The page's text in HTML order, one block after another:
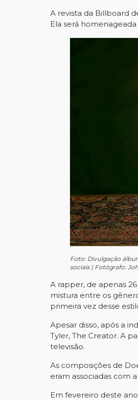
A revista da Billboard
Ela será
Foto: Divulgação
sociais | Fotógrafo:
A rapper, de apenas
mistura entre os
primeira vez desse
Apesar disso, após a
Tyler, The Creator. A
televisão.
As composições de
eram associadas com
Em fevereiro deste